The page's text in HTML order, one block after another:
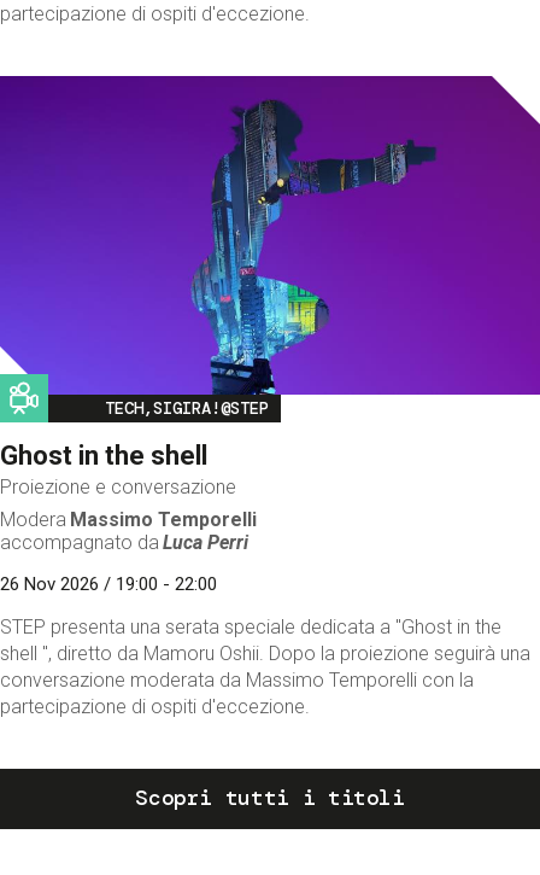
partecipazione di ospiti d'eccezione.
Image
TECH,SIGIRA!@STEP
Ghost in the shell
Proiezione e conversazione
Modera Massimo Temporelli
accompagnato da Luca Perri
26 Nov 2026 / 19:00 - 22:00
STEP presenta una serata speciale dedicata a "Ghost in the
shell ", diretto da Mamoru Oshii. Dopo la proiezione seguirà una
conversazione moderata da Massimo Temporelli con la
partecipazione di ospiti d'eccezione.
Scopri tutti i titoli